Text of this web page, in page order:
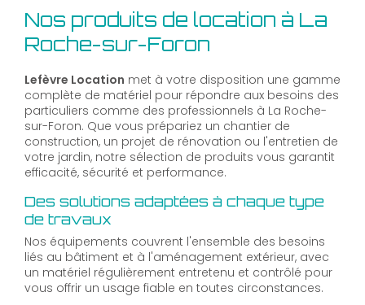
Nos produits de location à La
Roche-sur-Foron
Lefèvre Location met à votre disposition une gamme
complète de matériel pour répondre aux besoins des
particuliers comme des professionnels à La Roche-
sur-Foron. Que vous prépariez un chantier de
construction, un projet de rénovation ou l'entretien de
votre jardin, notre sélection de produits vous garantit
efficacité, sécurité et performance.
Des solutions adaptées à chaque type
de travaux
Nos équipements couvrent l'ensemble des besoins
liés au bâtiment et à l'aménagement extérieur, avec
un matériel régulièrement entretenu et contrôlé pour
vous offrir un usage fiable en toutes circonstances.